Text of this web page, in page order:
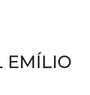
EMÍLIO